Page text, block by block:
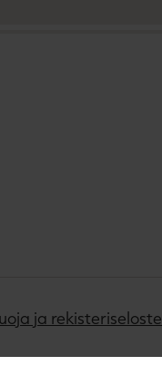
ja rekisteriseloste